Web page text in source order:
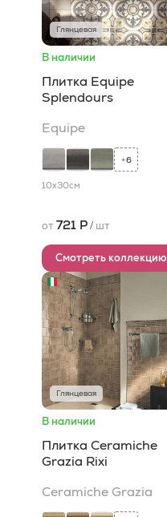
Глянцевая
В наличии
Плитка Equipe
Splendours
Equipe
+6
10x30см
от 721 Р/ шт
Смотреть коллекцию
Глянцевая
В наличии
Плитка Ceramiche
Grazia Rixi
Ceramiche Grazia